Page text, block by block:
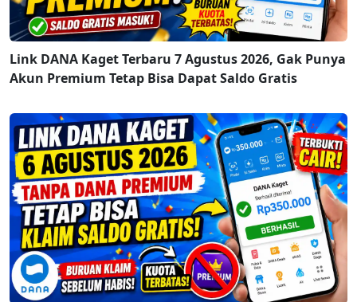
Link DANA Kaget Terbaru 7 Agustus 2026, Gak Punya
Akun Premium Tetap Bisa Dapat Saldo Gratis